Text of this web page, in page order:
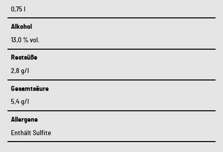
0,75 l
Alkohol
13,0 % vol.
Restsüße
2,8 g/l
Gesamtsäure
5,4 g/l
Allergene
Enthält Sulfite